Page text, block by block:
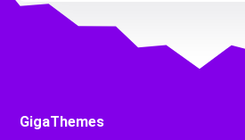
GigaThemes